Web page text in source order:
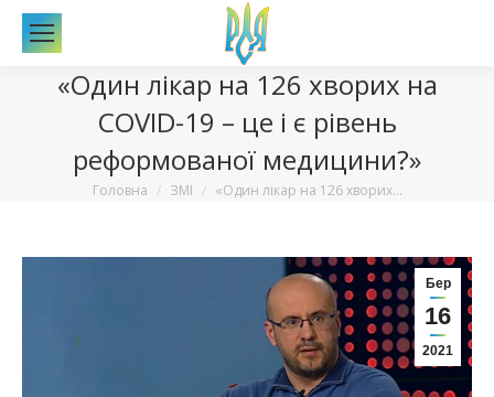
«Один лікар на 126 хворих на
COVID-19 – це і є рівень
реформованої медицини?»
Вы здесь:
Головна ЗМІ «Один лікар на 126 хворих…
Бер
16
2021